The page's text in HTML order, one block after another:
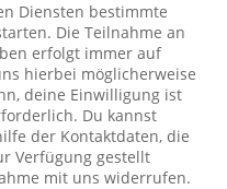
Diensten bestimmte
Die Teilnahme an
erfolgt immer auf
hierbei möglicherweise
deine Einwilligung ist
Du kannst
der Kontaktdaten, die
Verfügung gestellt
mit uns widerrufen.